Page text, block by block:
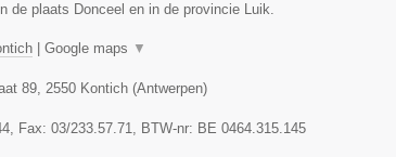
de plaats Donceel en in de provincie Luik.
| Google maps ▼
89, 2550 Kontich(Antwerpen)
, Fax: 03/233.57.71, BTW-nr: BE 0464.315.145